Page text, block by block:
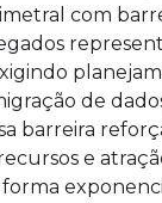
com
de
barreira
e